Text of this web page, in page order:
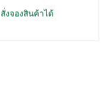
สั่งจองสินค้าได้